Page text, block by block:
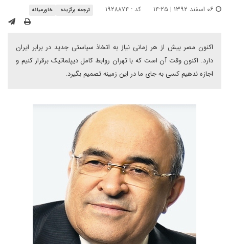
کد : ۱۹۲۸۸۷۴ ترجمه برگزیده خاورمیانه
اکنون مصر بیش از هر زمانی نیاز به اتخاذ سیاستی جدید در برابر ایران
دارد. اکنون وقت آن است که با تهران روابط کامل دیپلماتیک برقرار کنیم و
اجازه ندهیم کسی به جای ما در این زمینه تصمیم بگیرد.